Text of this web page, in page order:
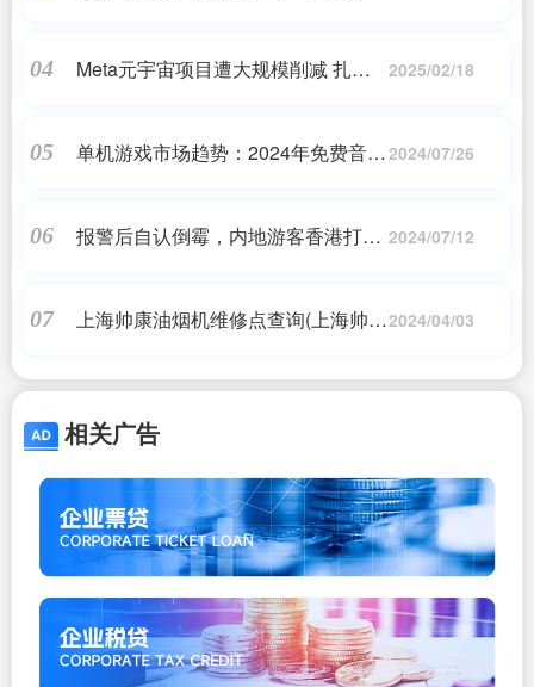
04
Meta元宇宙项目遭大规模削减 扎克
2025/02/18
05
单机游戏市场趋势：2024年免费音乐 2024/07/26
06
报警后自认倒霉，内地游客香港打车 2024/07/12
07
上海帅康油烟机维修点查询(上海帅康2024/04/03
相关广告